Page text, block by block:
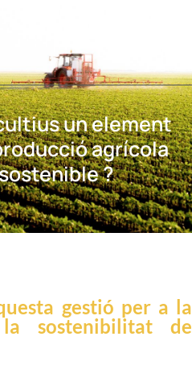
un element
agrícola
?
gestió per a la
sostenibilitat de